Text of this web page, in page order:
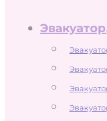
Эвакуатор